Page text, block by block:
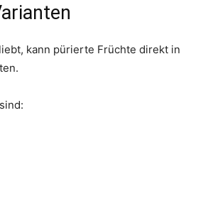
kann pürierte Früchte direkt in